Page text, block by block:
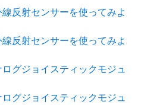
反射センサーを使ってみよ
反射センサーを使ってみよ
グジョイスティックモジュ
グジョイスティックモジュ